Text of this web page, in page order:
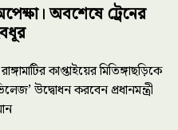
অবশেষে ট্রেনের
কাপ্তাইয়ের মিতিঙ্গাছড়িকে
উদ্বোধন করবেন প্রধানমন্ত্রী